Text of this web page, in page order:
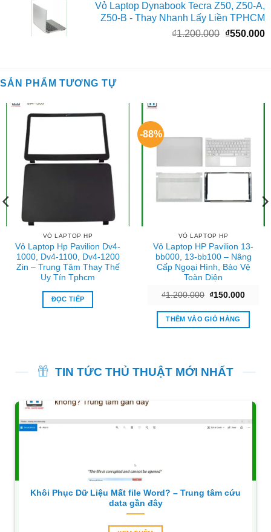
là:
₫350.000.
Vỏ Laptop Dynabook Tecra Z50, Z50-A,
Z50-B - Thay Nhanh Lấy Liền TPHCM
₫1.200.000 Giá
₫550.000
SẢN PHẨM TƯƠNG TỰ
VỎ LAPTOP HP
Vỏ Laptop Hp Pavilion Dv4-
1000, Dv4-1100, Dv4-1200
Zin – Trung Tâm Thay Thế
Uy Tín Tphcm
ĐỌC TIẾP
-88%
VỎ LAPTOP HP
Vỏ Laptop HP Pavilion 13-
bb000, 13-bb100 – Nâng
Cấp Ngoại Hình, Bảo Vệ
Toàn Diện
₫1.200.000 Giá
là:
₫1.200.000.
₫150.000Giá
tại
THÊM VÀO GIỎ HÀNG
TIN TỨC THỦ THUẬT MỚI NHẤT
Khôi Phục Dữ Liệu Mất file Word? – Trung tâm cứu
data gần đây